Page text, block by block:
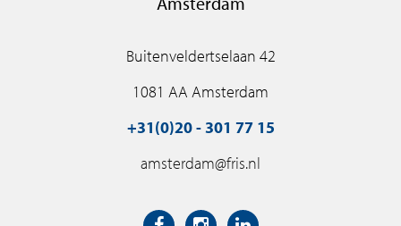
Zie jij jezelf al wonen in Thamenhof? Registreer je dan nu
beschikbare appartementen!
Buitenveldertselaan 42
1081 AA Amsterdam
+31(0)20 - 301 77 15
amsterdam@fris.nl